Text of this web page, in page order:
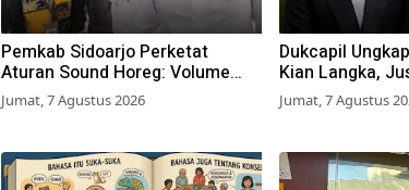
Pemkab Sidoarjo Perketat
Aturan Sound Horeg: Volume
Dibatasi 55 dB, Wajib Kantongi
Izin
Jumat, 7 Agustus 2026
Dukcapil
Kian Langka,
Makin Populer
Jumat, 7 Agustus